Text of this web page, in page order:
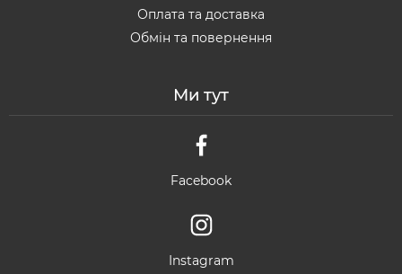
Оплата та доставка
Обмін та повернення
Ми тут
Facebook
Instagram